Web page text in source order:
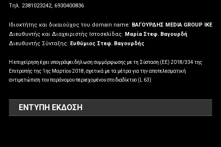
Tηλ. 2381023242, 6930400836
Ιδιοκτήτης και δικαιούχος του domain name: ΒΑΓΟΥΡΔΗΣ MEDIA GROUP IKE
Διευθυντής και Διαχειριστής Ιστοσελίδας: Μαρία Στεφ. Βαγουρδή
Διευθυντής Σύνταξης: Ευθύμιος Στεφ. Βαγουρδής
Η επιχείρηση έχει υπογράψει δήλωση συμμόρφωσης με τη Σύσταση (ΕΕ) 2018/334 της
Επιτροπής της 1ης Μαρτίου 2018, σχετικά με τα μέτρα για την αποτελεσματική
αντιμετώπιση του παράνομου περιεχομένου στο διαδίκτυο (L 63)
ΕΝΤΥΠΗ ΕΚΔΟΣΗ